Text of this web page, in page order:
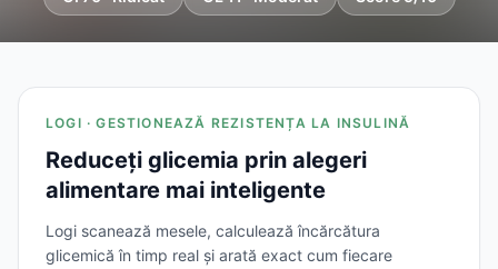
LOGI · GESTIONEAZĂ REZISTENȚA LA INSULINĂ
Reduceți glicemia prin alegeri
alimentare mai inteligente
Logi scanează mesele, calculează încărcătura
glicemică în timp real și arată exact cum fiecare